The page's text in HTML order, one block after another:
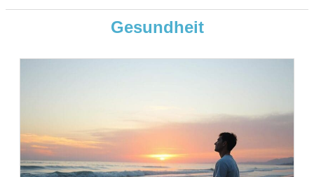
Gesundheit